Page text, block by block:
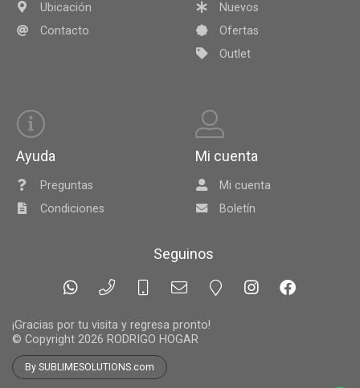
Ubicación
Contacto
Nuevos
Ofertas
Outlet
Ayuda
Preguntas
Condiciones
Mi cuenta
Mi cuenta
Boletín
Seguinos
¡Gracias por tu visita y regresa pronto!
© Copyright 2026 RODRIGO HOGAR
By SUBLIMESOLUTIONS.com